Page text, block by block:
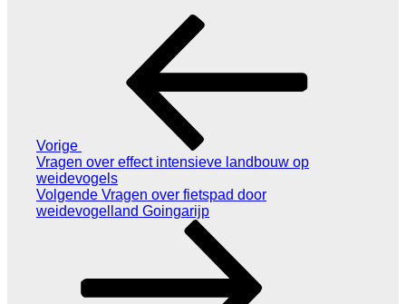
Vorige
Vragen over effect intensieve landbouw op
weidevogels
Volgend
bericht
Volgende Vragen over fietspad door
weidevogelland Goingarijp